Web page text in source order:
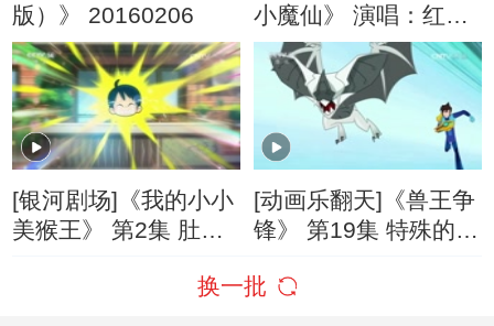
版）》 20160206
小魔仙》 演唱：红果
果
[银河剧场]《我的小小
美猴王》 第2集 肚子
[动画乐翻天]《兽王争
锋》 第19集 特殊的假
换一批